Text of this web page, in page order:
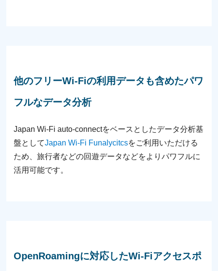
他のフリーWi-Fiの利⽤データも含めたパワ
フルなデータ分析
Japan Wi-Fi auto-connectをベースとしたデータ分析基
盤としてJapan Wi-Fi Funalycitcsをご利⽤いただける
ため、旅⾏者などの回遊データなどをよりパワフルに
活⽤可能です。
OpenRoamingに対応したWi-Fiアクセスポ